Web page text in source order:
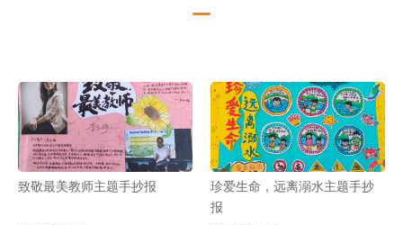
致敬最美教师主题手抄报
珍爱生命，远离溺水主题手抄
报